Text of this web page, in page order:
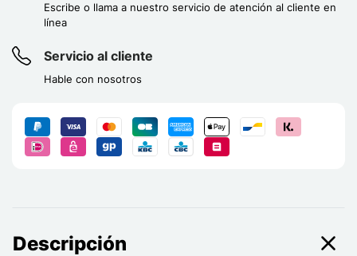
Escribe o llama a nuestro servicio de atención al cliente en
línea
Servicio al cliente
Hable con nosotros
Descripción